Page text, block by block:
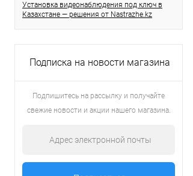
Установка видеонаблюдения под ключ в
Казахстане — решения от Nastrazhe.kz
Подписка на новости магазина
Подпишитесь на рассылку и получайте
свежие новости и акции нашего магазина.